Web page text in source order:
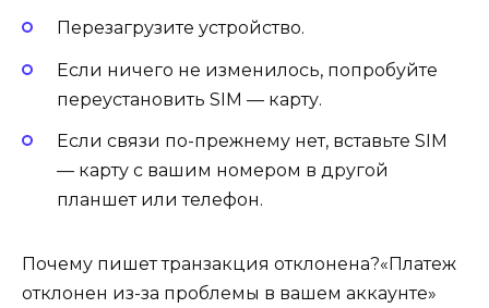
Перезагрузите устройство.
Если ничего не изменилось, попробуйте
переустановить SIM — карту.
Если связи по-прежнему нет, вставьте SIM
— карту с вашим номером в другой
планшет или телефон.
Почему пишет транзакция отклонена?«Платеж
отклонен из-за проблемы в вашем аккаунте»